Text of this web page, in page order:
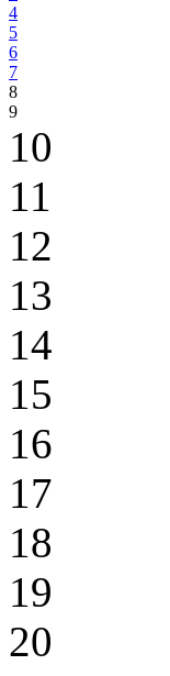
4
5
6
7
8
9
10
11
12
13
14
15
16
17
18
19
20